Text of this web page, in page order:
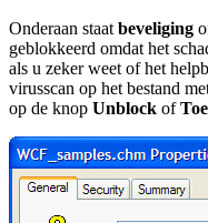
Onderaan staat beveliging
geblokkeerd omdat het
als u zeker weet of het
virusscan op het bestand
op de knop Unblock of